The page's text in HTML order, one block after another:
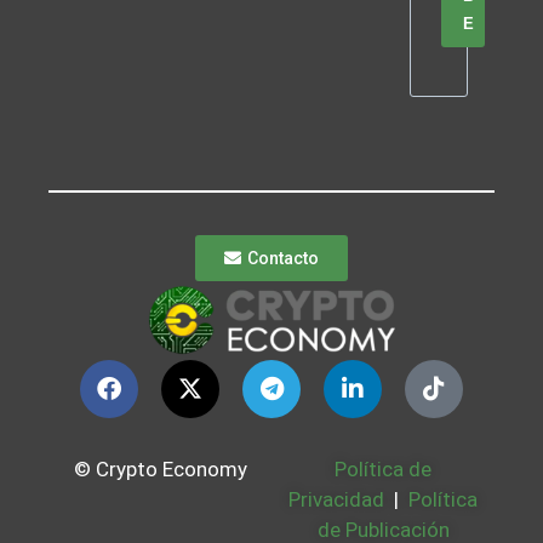
E
Contacto
© Crypto Economy
Política de
Privacidad | Política
de Publicación